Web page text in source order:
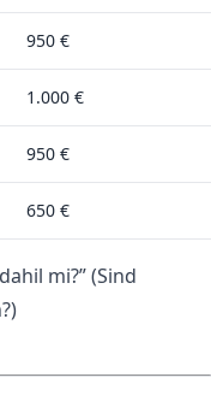
950 €
1.000 €
950 €
650 €
mi?” (Sind